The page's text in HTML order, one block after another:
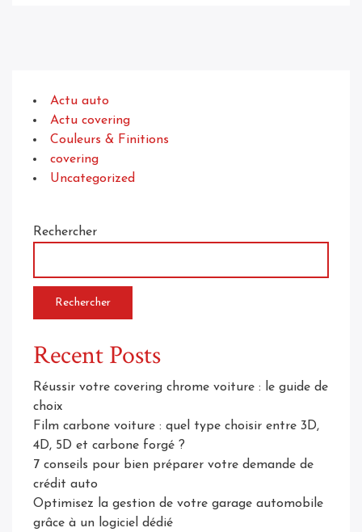
Actu auto
Actu covering
Couleurs & Finitions
covering
Uncategorized
Rechercher
Rechercher
Recent Posts
Réussir votre covering chrome voiture : le guide de
choix
Film carbone voiture : quel type choisir entre 3D,
4D, 5D et carbone forgé ?
7 conseils pour bien préparer votre demande de
crédit auto
Optimisez la gestion de votre garage automobile
grâce à un logiciel dédié